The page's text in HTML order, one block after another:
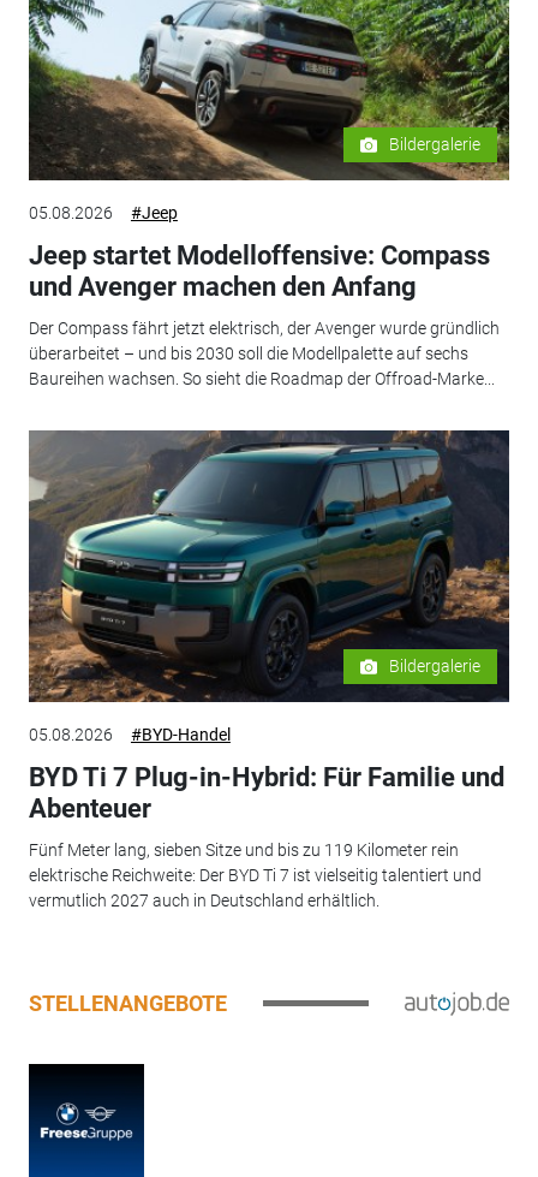
Bildergalerie
05.08.2026 #Jeep
Jeep startet Modelloffensive: Compass
und Avenger machen den Anfang
Der Compass fährt jetzt elektrisch, der Avenger wurde gründlich
überarbeitet – und bis 2030 soll die Modellpalette auf sechs
Baureihen wachsen. So sieht die Roadmap der Offroad-Marke...
Bildergalerie
05.08.2026 #BYD-Handel
BYD Ti 7 Plug-in-Hybrid: Für Familie und
Abenteuer
Fünf Meter lang, sieben Sitze und bis zu 119 Kilometer rein
elektrische Reichweite: Der BYD Ti 7 ist vielseitig talentiert und
vermutlich 2027 auch in Deutschland erhältlich.
STELLENANGEBOTE